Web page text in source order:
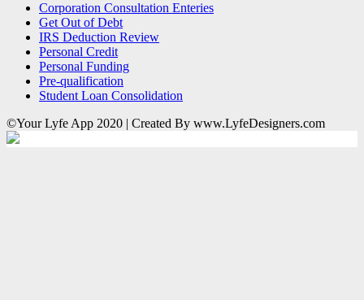
Corporation Consultation Enteries
Get Out of Debt
IRS Deduction Review
Personal Credit
Personal Funding
Pre-qualification
Student Loan Consolidation
©Your Lyfe App 2020 | Created By www.LyfeDesigners.com